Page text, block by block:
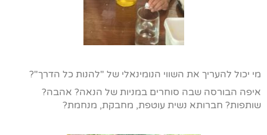
מי יכול להעריך את השווי הנומינאלי של "להנות כל הדרך"?
איפה הבורסה שבה סוחרים במניות של הנאה? אהבה?
שותפות? חברותא נשית עוטפת, מחבקת, מנחמת?